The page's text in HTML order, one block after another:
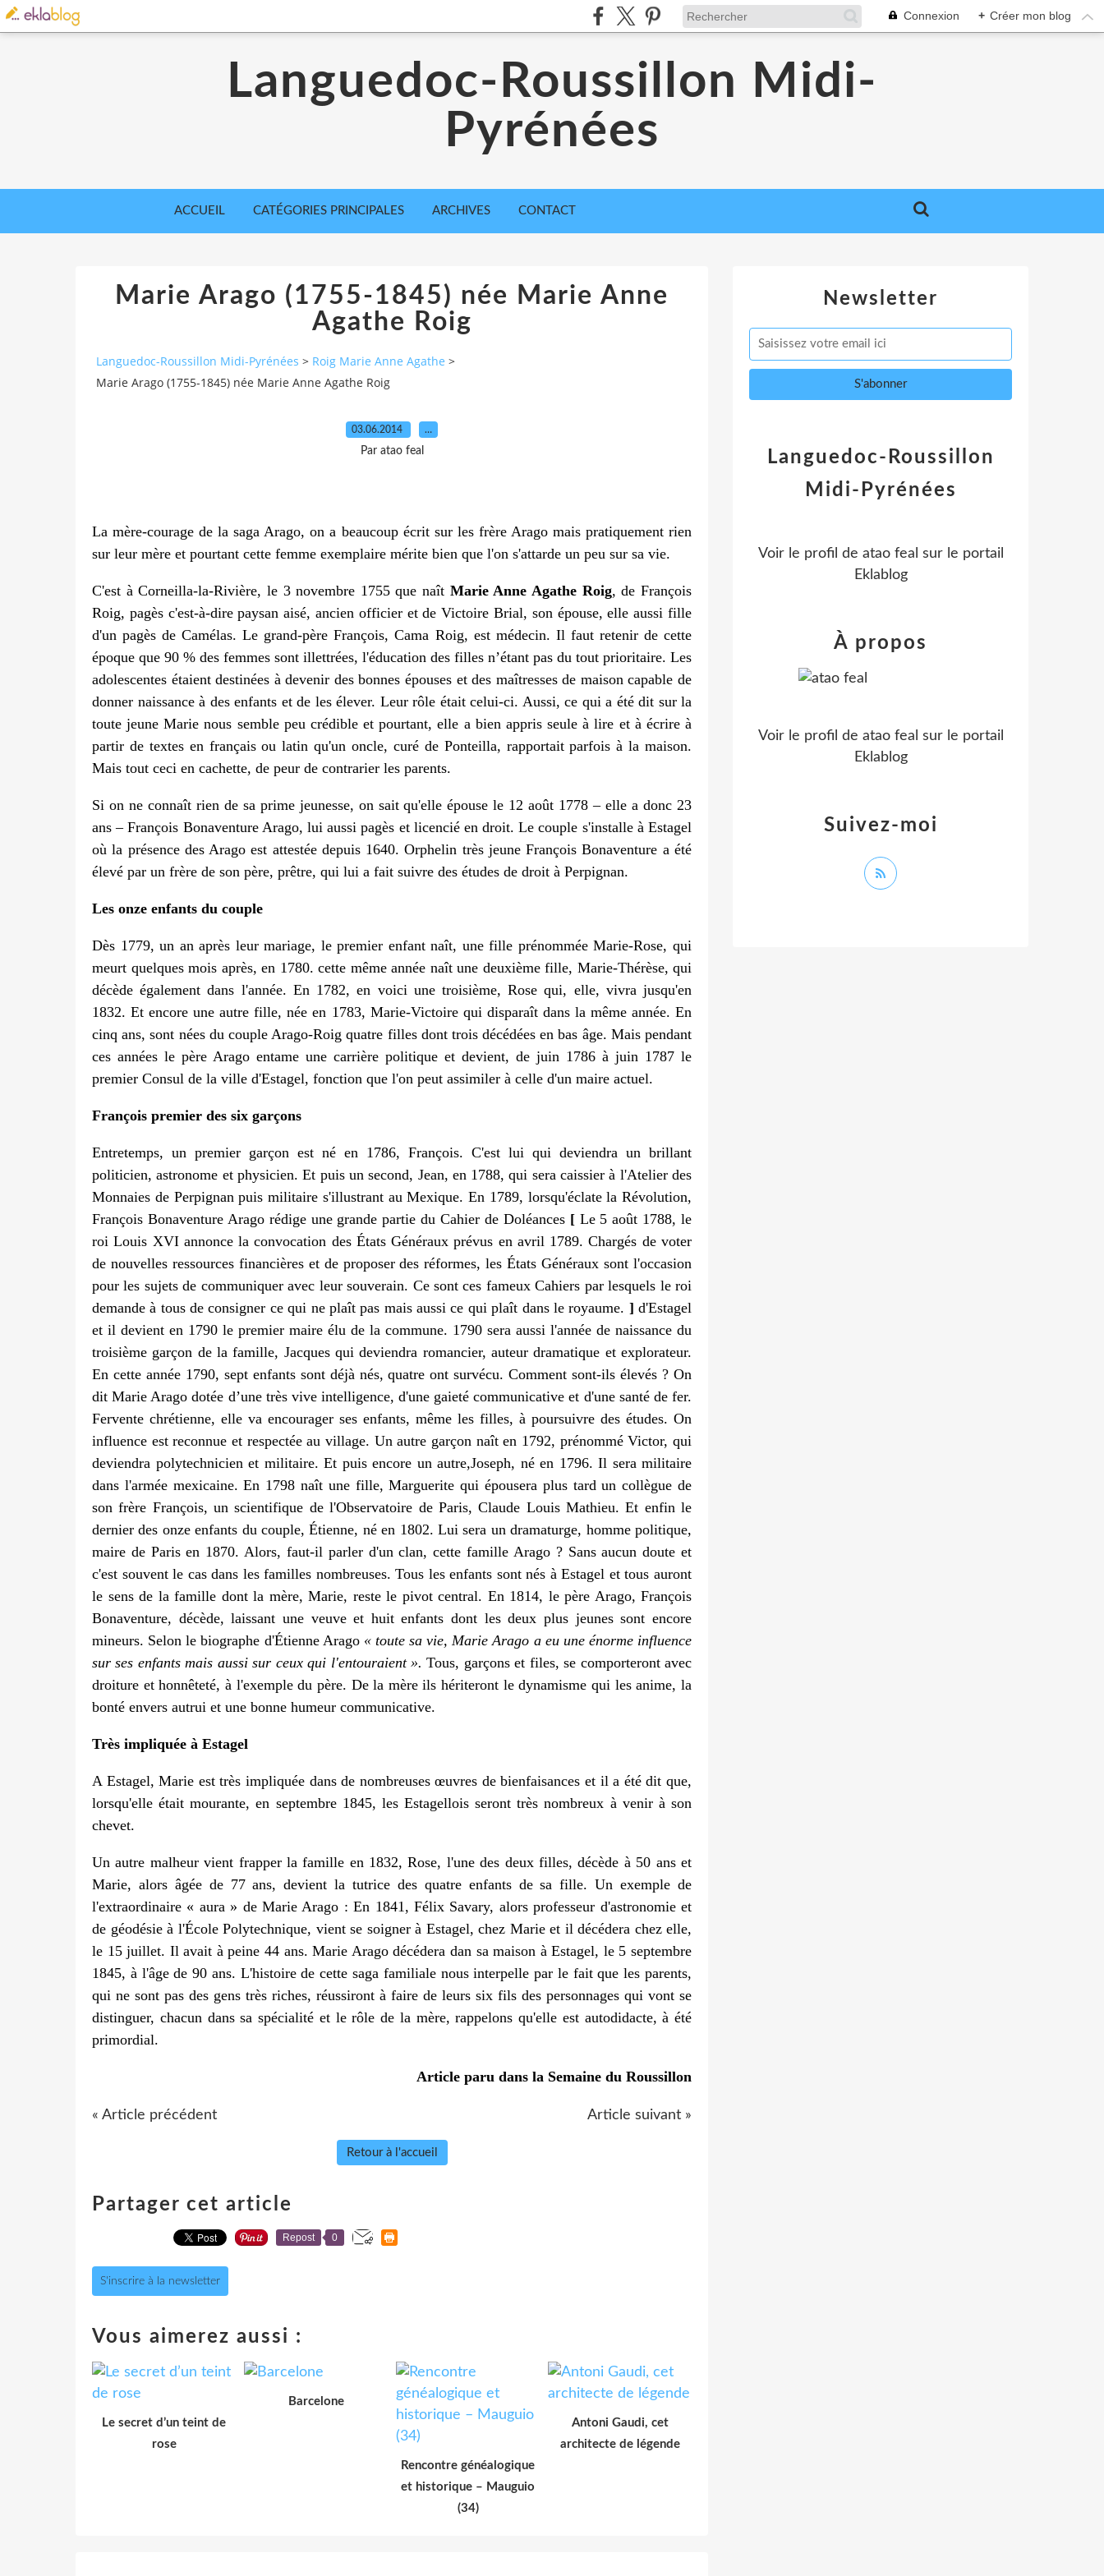
Connexion + Créer mon blog
Languedoc-Roussillon Midi-
Pyrénées
ACCUEIL CATÉGORIES PRINCIPALES ARCHIVES CONTACT
Marie Arago (1755-1845) née Marie Anne
Agathe Roig
Languedoc-Roussillon Midi-Pyrénées > Roig Marie Anne Agathe >
Marie Arago (1755-1845) née Marie Anne Agathe Roig
03.06.2014 …
Par atao feal
La mère-courage de la saga Arago, on a beaucoup écrit sur les frère Arago mais pratiquement rien
sur leur mère et pourtant cette femme exemplaire mérite bien que l'on s'attarde un peu sur sa vie.
C'est à Corneilla-la-Rivière, le 3 novembre 1755 que naît Marie Anne Agathe Roig, de François
Roig, pagès c'est-à-dire paysan aisé, ancien officier et de Victoire Brial, son épouse, elle aussi fille
d'un pagès de Camélas. Le grand-père François, Cama Roig, est médecin. Il faut retenir de cette
époque que 90 % des femmes sont illettrées, l'éducation des filles n’étant pas du tout prioritaire. Les
adolescentes étaient destinées à devenir des bonnes épouses et des maîtresses de maison capable de
donner naissance à des enfants et de les élever. Leur rôle était celui-ci. Aussi, ce qui a été dit sur la
toute jeune Marie nous semble peu crédible et pourtant, elle a bien appris seule à lire et à écrire à
partir de textes en français ou latin qu'un oncle, curé de Ponteilla, rapportait parfois à la maison.
Mais tout ceci en cachette, de peur de contrarier les parents.
Si on ne connaît rien de sa prime jeunesse, on sait qu'elle épouse le 12 août 1778 – elle a donc 23
ans – François Bonaventure Arago, lui aussi pagès et licencié en droit. Le couple s'installe à Estagel
où la présence des Arago est attestée depuis 1640. Orphelin très jeune François Bonaventure a été
élevé par un frère de son père, prêtre, qui lui a fait suivre des études de droit à Perpignan.
Les onze enfants du couple
Dès 1779, un an après leur mariage, le premier enfant naît, une fille prénommée Marie-Rose, qui
meurt quelques mois après, en 1780. cette même année naît une deuxième fille, Marie-Thérèse, qui
décède également dans l'année. En 1782, en voici une troisième, Rose qui, elle, vivra jusqu'en
1832. Et encore une autre fille, née en 1783, Marie-Victoire qui disparaît dans la même année. En
cinq ans, sont nées du couple Arago-Roig quatre filles dont trois décédées en bas âge. Mais pendant
ces années le père Arago entame une carrière politique et devient, de juin 1786 à juin 1787 le
premier Consul de la ville d'Estagel, fonction que l'on peut assimiler à celle d'un maire actuel.
François premier des six garçons
Entretemps, un premier garçon est né en 1786, François. C'est lui qui deviendra un brillant
politicien, astronome et physicien. Et puis un second, Jean, en 1788, qui sera caissier à l'Atelier des
Monnaies de Perpignan puis militaire s'illustrant au Mexique. En 1789, lorsqu'éclate la Révolution,
François Bonaventure Arago rédige une grande partie du Cahier de Doléances [ Le 5 août 1788, le
roi Louis XVI annonce la convocation des États Généraux prévus en avril 1789. Chargés de voter
de nouvelles ressources financières et de proposer des réformes, les États Généraux sont l'occasion
pour les sujets de communiquer avec leur souverain. Ce sont ces fameux Cahiers par lesquels le roi
demande à tous de consigner ce qui ne plaît pas mais aussi ce qui plaît dans le royaume. ] d'Estagel
et il devient en 1790 le premier maire élu de la commune. 1790 sera aussi l'année de naissance du
troisième garçon de la famille, Jacques qui deviendra romancier, auteur dramatique et explorateur.
En cette année 1790, sept enfants sont déjà nés, quatre ont survécu. Comment sont-ils élevés ? On
dit Marie Arago dotée d’une très vive intelligence, d'une gaieté communicative et d'une santé de fer.
Fervente chrétienne, elle va encourager ses enfants, même les filles, à poursuivre des études. On
influence est reconnue et respectée au village. Un autre garçon naît en 1792, prénommé Victor, qui
deviendra polytechnicien et militaire. Et puis encore un autre,Joseph, né en 1796. Il sera militaire
dans l'armée mexicaine. En 1798 naît une fille, Marguerite qui épousera plus tard un collègue de
son frère François, un scientifique de l'Observatoire de Paris, Claude Louis Mathieu. Et enfin le
dernier des onze enfants du couple, Étienne, né en 1802. Lui sera un dramaturge, homme politique,
maire de Paris en 1870. Alors, faut-il parler d'un clan, cette famille Arago ? Sans aucun doute et
c'est souvent le cas dans les familles nombreuses. Tous les enfants sont nés à Estagel et tous auront
le sens de la famille dont la mère, Marie, reste le pivot central. En 1814, le père Arago, François
Bonaventure, décède, laissant une veuve et huit enfants dont les deux plus jeunes sont encore
mineurs. Selon le biographe d'Étienne Arago « toute sa vie, Marie Arago a eu une énorme influence
sur ses enfants mais aussi sur ceux qui l'entouraient ».Tous, garçons et files, se comporteront avec
droiture et honnêteté, à l'exemple du père. De la mère ils hériteront le dynamisme qui les anime, la
bonté envers autrui et une bonne humeur communicative.
Très impliquée à Estagel
A Estagel, Marie est très impliquée dans de nombreuses œuvres de bienfaisances et il a été dit que,
lorsqu'elle était mourante, en septembre 1845, les Estagellois seront très nombreux à venir à son
chevet.
Un autre malheur vient frapper la famille en 1832, Rose, l'une des deux filles, décède à 50 ans et
Marie, alors âgée de 77 ans, devient la tutrice des quatre enfants de sa fille. Un exemple de
l'extraordinaire « aura » de Marie Arago : En 1841, Félix Savary, alors professeur d'astronomie et
de géodésie à l'École Polytechnique, vient se soigner à Estagel, chez Marie et il décédera chez elle,
le 15 juillet. Il avait à peine 44 ans. Marie Arago décédera dan sa maison à Estagel, le 5 septembre
1845, à l'âge de 90 ans. L'histoire de cette saga familiale nous interpelle par le fait que les parents,
qui ne sont pas des gens très riches, réussiront à faire de leurs six fils des personnages qui vont se
distinguer, chacun dans sa spécialité et le rôle de la mère, rappelons qu'elle est autodidacte, à été
primordial.
Article paru dans la Semaine du Roussillon
« Article précédent Article suivant »
Retour à l'accueil
Partager cet article
Repost 0
S'inscrire à la newsletter
Vous aimerez aussi :
Le secret d’un teint de
rose
Barcelone
Rencontre généalogique
et historique – Mauguio
(34)
Antoni Gaudi, cet
architecte de légende
Newsletter
Languedoc-Roussillon
Midi-Pyrénées
Voir le profil de atao feal sur le portail
Eklablog
Suivez-moi
À propos
Voir le profil de atao feal sur le portail
Eklablog